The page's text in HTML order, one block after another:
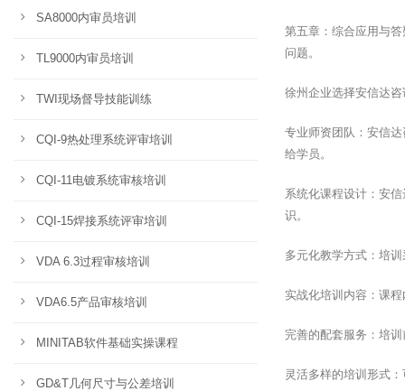
第五章：综合应用与
问题。
徐州企业选择安信达
专业师资团队：安信
给学员。
系统化课程设计：安
识。
多元化教学方式：培
实战化培训内容：课
完善的配套服务：培
灵活多样的培训形式
SA8000内审员培训
TL9000内审员培训
TWI现场督导技能训练
CQI-9热处理系统评审培训
CQI-11电镀系统审核培训
CQI-15焊接系统评审培训
VDA 6.3过程审核培训
VDA6.5产品审核培训
MINITAB软件基础实操课程
GD&T几何尺寸与公差培训